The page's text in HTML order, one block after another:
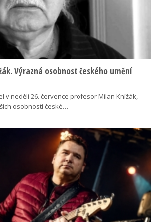
Výrazná osobnost českého umění
v neděli 26. července profesor Milan Knížák,
osobností české…